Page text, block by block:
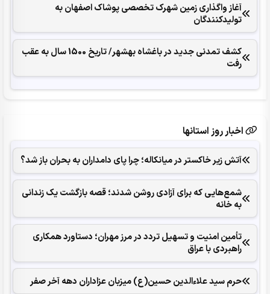
آغاز واگذاری زمین شهرک تخصصی پوشاک اصفهان به
تولیدکنندگان
کشف تمدنی جدید در باغشاه بهشهر/ تاریخ 1500 سال به عقب
رفت
اخبار روز استانها
آتش زیر خاکستر در میانکاله؛ چرا پای دامداران به بحران باز شد؟
شمع‌هایی که ‌برای آزادی روشن شدند؛ قصه بازگشت یک زندانی
به خانه
تأمین امنیت و تسهیل تردد در مرز مهران؛ دستاورد همکاری‌
راهبردی با عراق
حرم سید علاءالدین حسین(ع) میزبان عزاداران دهه آخر صفر